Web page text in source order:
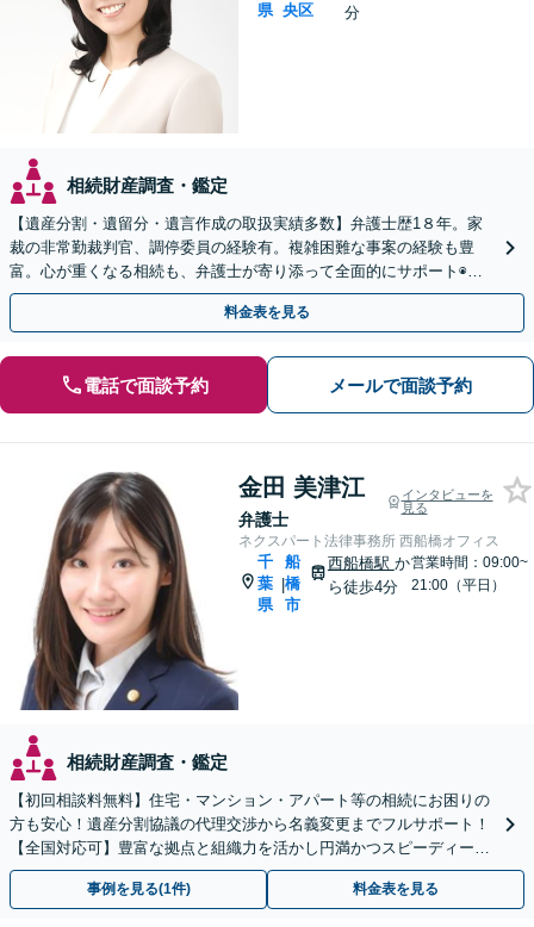
県 央区
分
相続財産調査・鑑定
【遺産分割・遺留分・遺言作成の取扱実績多数】弁護士歴1８年。家
裁の非常勤裁判官、調停委員の経験有。複雑困難な事案の経験も豊
富。心が重くなる相続も、弁護士が寄り添って全面的にサポート◉オ
ンライン相談可◉ 【千葉駅徒歩13分】
料金表を見る
電話で面談予約 メールで面談予約
金田 美津江
弁護士
インタビューを
見る
ネクスパート法律事務所 西船橋オフィス
千
葉
県
|
船
橋
市
西船橋駅 か
ら徒歩4分
営業時間：09:00~
21:00（平日）
相続財産調査・鑑定
【初回相談料無料】住宅・マンション・アパート等の相続にお困りの
方も安心！遺産分割協議の代理交渉から名義変更までフルサポート！
【全国対応可】豊富な拠点と組織力を活かし円満かつスピーディーに
相続手続きをお手伝いします【取扱い実績2000件以上】
事例を見る(1件) 料金表を見る